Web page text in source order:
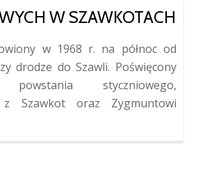
W SZAWKOTACH
w 1968 r. na północ od
drodze do Szawli. Poświęcony
powstania styczniowego,
z Szawkot oraz Zygmuntowi